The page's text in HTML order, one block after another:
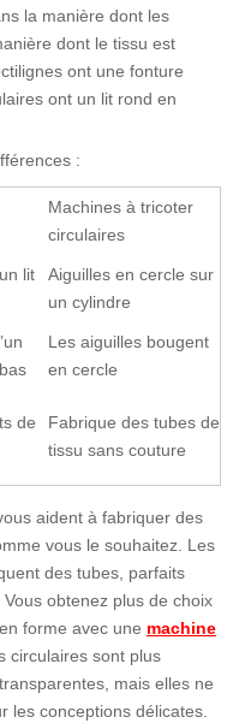
la manière dont les
dont le tissu est
ont une fonture
ont un lit rond en
:
Machines à tricoter
circulaires
lit
Aiguilles en cercle sur
un cylindre
Les aiguilles bougent
en cercle
de
Fabrique des tubes de
tissu sans couture
aident à fabriquer des
vous le souhaitez. Les
des tubes, parfaits
obtenez plus de choix
forme avec une machine
circulaires sont plus
mais elles ne
les conceptions délicates.